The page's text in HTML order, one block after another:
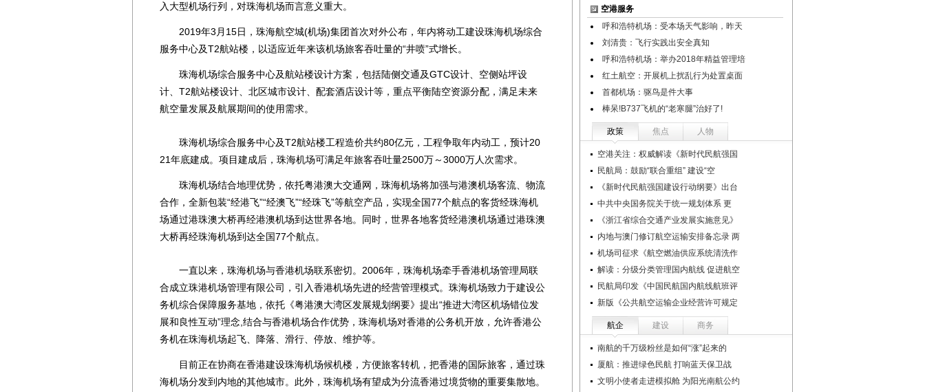
入大型机场行列，对珠海机场而言意义重大。
2019年3月15日，珠海航空城(机场)集团首次对外公布，年内将动工建设珠海机场综合
服务中心及T2航站楼，以适应近年来该机场旅客吞吐量的“井喷”式增长。
珠海机场综合服务中心及航站楼设计方案，包括陆侧交通及GTC设计、空侧站坪设
计、T2航站楼设计、北区城市设计、配套酒店设计等，重点平衡陆空资源分配，满足未来
航空量发展及航展期间的使用需求。
珠海机场综合服务中心及T2航站楼工程造价共约80亿元，工程争取年内动工，预计20
21年底建成。项目建成后，珠海机场可满足年旅客吞吐量2500万～3000万人次需求。
珠海机场结合地理优势，依托粤港澳大交通网，珠海机场将加强与港澳机场客流、物流
合作，全新包装“经港飞”“经澳飞”“经珠飞”等航空产品，实现全国77个航点的客货经珠海机
场通过港珠澳大桥再经港澳机场到达世界各地。同时，世界各地客货经港澳机场通过港珠澳
大桥再经珠海机场到达全国77个航点。
一直以来，珠海机场与香港机场联系密切。2006年，珠海机场牵手香港机场管理局联
合成立珠港机场管理有限公司，引入香港机场先进的经营管理模式。珠海机场致力于建设公
务机综合保障服务基地，依托《粤港澳大湾区发展规划纲要》提出“推进大湾区机场错位发
展和良性互动”理念,结合与香港机场合作优势，珠海机场对香港的公务机开放，允许香港公
务机在珠海机场起飞、降落、滑行、停放、维护等。
目前正在协商在香港建设珠海机场候机楼，方便旅客转机，把香港的国际旅客，通过珠
海机场分发到内地的其他城市。此外，珠海机场有望成为分流香港过境货物的重要集散地。
空港服务
呼和浩特机场：受本场天气影响，昨天
刘清贵：飞行实践出安全真知
呼和浩特机场：举办2018年精益管理培
红土航空：开展机上扰乱行为处置桌面
首都机场：驱鸟是件大事
棒呆!B737飞机的“老寒腿”治好了!
政策 焦点 人物
空港关注：权威解读《新时代民航强国
民航局：鼓励“联合重组” 建设“空
《新时代民航强国建设行动纲要》出台
中共中央国务院关于统一规划体系 更
《浙江省综合交通产业发展实施意见》
内地与澳门修订航空运输安排备忘录 两
机场司征求《航空燃油供应系统清洗作
解读：分级分类管理国内航线 促进航空
民航局印发《中国民航国内航线航班评
新版《公共航空运输企业经营许可规定
航企 建设 商务
南航的千万级粉丝是如何“涨”起来的
厦航：推进绿色民航 打响蓝天保卫战
文明小使者走进模拟舱 为阳光南航公约